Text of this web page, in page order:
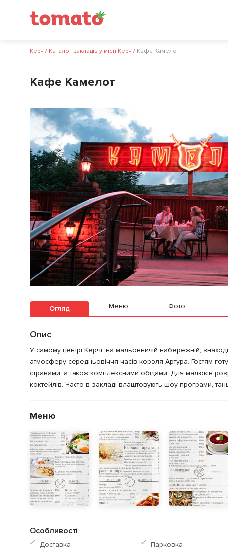
Керч / Каталог закладів у місті Керч / Кафе Камелот
Кафе Камелот
Огляд Меню Фото
Опис
У самому центрі Керчі, на мальовничій набережній,
атмосферу середньовіччя часів короля Артура. Гостям
стравами, а також комплексними обідами. Для малюків
коктейлів. Часто в закладі влаштовують шоу-програми,
Меню
Особливості
Доставка
Парковка